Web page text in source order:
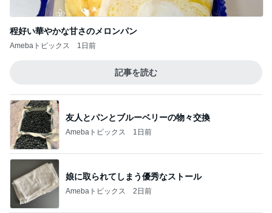
程好い華やかな甘さのメロンパン
Amebaトピックス 1日前
記事を読む
友人とパンとブルーベリーの物々交換
Amebaトピックス 1日前
娘に取られてしまう優秀なストール
Amebaトピックス 2日前